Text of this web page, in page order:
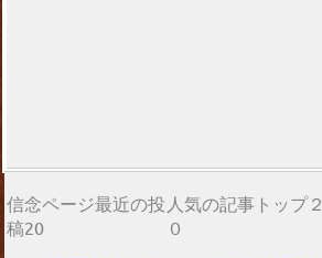
信念ページ最近の投
稿20
人気の記事トップ２
０